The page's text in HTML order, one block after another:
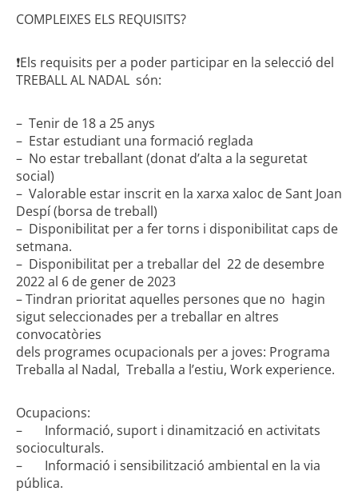
COMPLEIXES ELS REQUISITS?
❗️Els requisits per a poder participar en la selecció del
TREBALL AL NADAL són:
– Tenir de 18 a 25 anys
– Estar estudiant una formació reglada
– No estar treballant (donat d’alta a la seguretat
social)
– Valorable estar inscrit en la xarxa xaloc de Sant Joan
Despí (borsa de treball)
– Disponibilitat per a fer torns i disponibilitat caps de
setmana.
– Disponibilitat per a treballar del 22 de desembre
2022 al 6 de gener de 2023
– Tindran prioritat aquelles persones que no hagin
sigut seleccionades per a treballar en altres
convocatòries
dels programes ocupacionals per a joves: Programa
Treballa al Nadal, Treballa a l’estiu, Work experience.
Ocupacions:
– Informació, suport i dinamització en activitats
socioculturals.
– Informació i sensibilització ambiental en la via
pública.